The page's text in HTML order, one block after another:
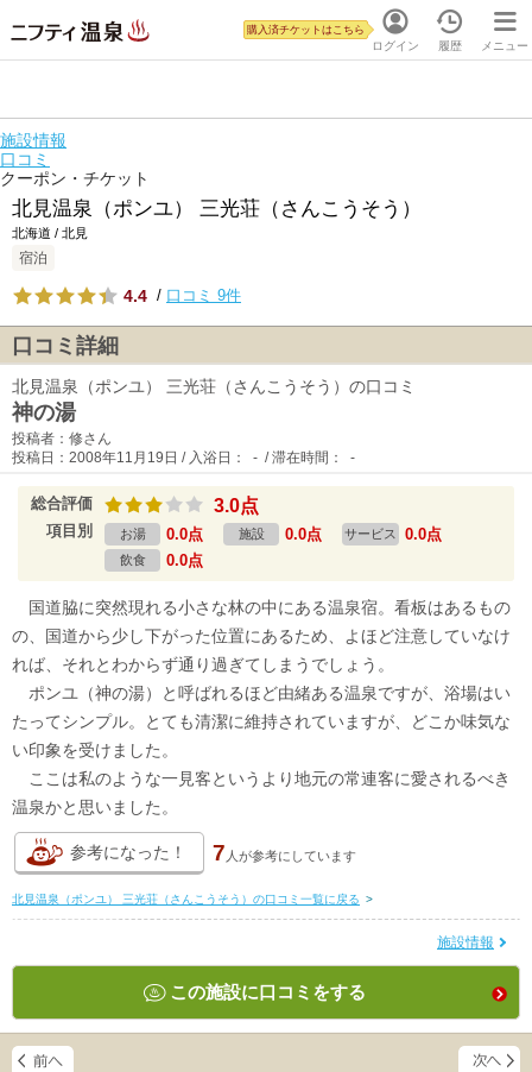
ログイン
購入済チケットはこちら
履歴 メニュー
施設情報
口コミ
クーポン・チケット
北見温泉（ポンユ） 三光荘（さんこうそう）
北海道 / 北見
宿泊
4.4 / 口コミ 9件
口コミ詳細
北見温泉（ポンユ） 三光荘（さんこうそう）の口コミ
神の湯
投稿者：修さん
投稿日：2008年11月19日 / 入浴日： - / 滞在時間： -
総合評価 3.0点
項目別 お湯 0.0点 施設 0.0点 サービス 0.0点
飲食 0.0点
国道脇に突然現れる小さな林の中にある温泉宿。看板はあるもの
の、国道から少し下がった位置にあるため、よほど注意していなけ
れば、それとわからず通り過ぎてしまうでしょう。
ポンユ（神の湯）と呼ばれるほど由緒ある温泉ですが、浴場はい
たってシンプル。とても清潔に維持されていますが、どこか味気な
い印象を受けました。
ここは私のような一見客というより地元の常連客に愛されるべき
温泉かと思いました。
参考になった！ 7 人が参考にしています
北見温泉（ポンユ） 三光荘（さんこうそう）の口コミ一覧に戻る >
施設情報
この施設に口コミをする